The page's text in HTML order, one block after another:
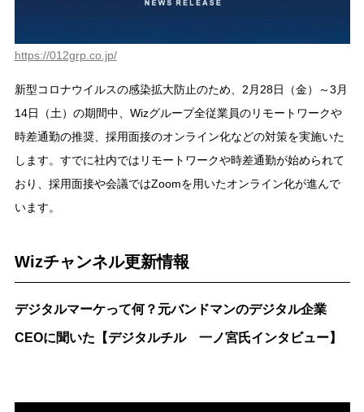
https://012grp.co.jp/
新型コロナウイルスの感染拡大防止のため、2月28日（金）～3月
14日（土）の期間中、Wizグループ全従業員のリモートワークや
時差通勤の推奨、採用面接のオンライン化などの対策を実施いた
します。すでに社内ではリモートワークや時差通勤が始められて
おり、採用面接や会議ではZoomを用いたオンライン化が進んで
います。
Wizチャンネル更新情報
デジタルマーケって何？元バンドマンのデジタル企業
CEOに聞いた【デジタルチル 一ノ宮氏インタビュー】